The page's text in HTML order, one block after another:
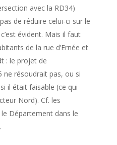
avec la RD34)
de réduire celui-ci sur le
évident. Mais il faut
de la rue d’Ernée et
: le projet de
ne résoudrait pas, ou si
il était faisable (ce qui
Nord). Cf. les
Département dans le